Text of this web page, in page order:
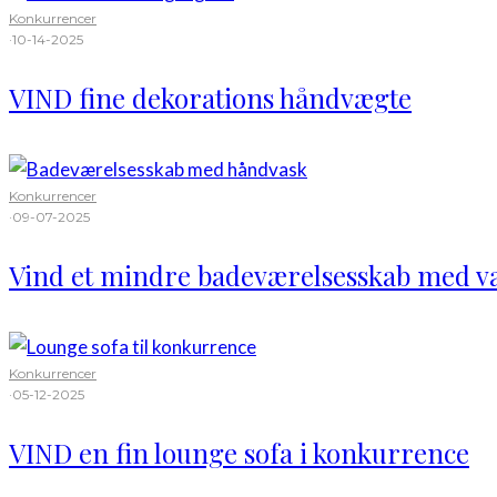
Konkurrencer
·10-14-2025
VIND fine dekorations håndvægte
Konkurrencer
·09-07-2025
Vind et mindre badeværelsesskab med
Konkurrencer
·05-12-2025
VIND en fin lounge sofa i konkurrence